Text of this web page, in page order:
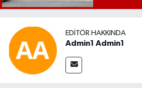
EDITÖR HAKKINDA
Admin1 Admin1